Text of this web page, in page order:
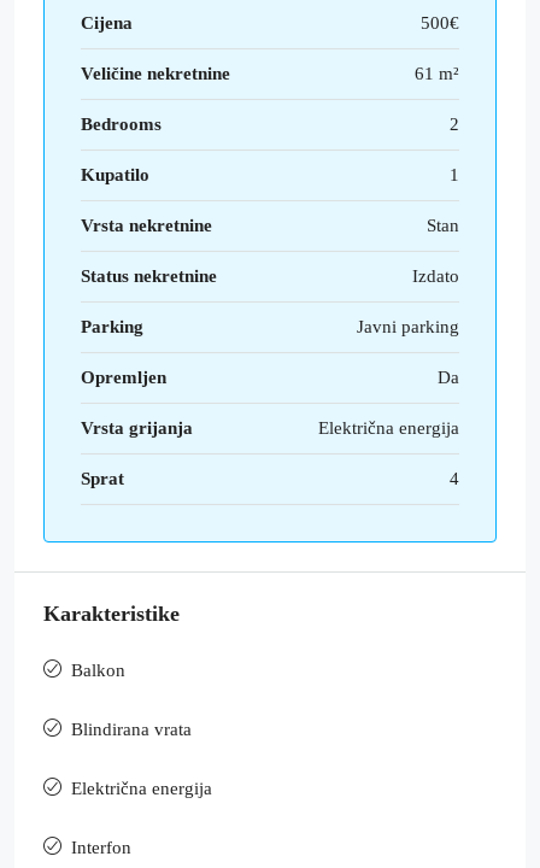
Cijena 500€
Veličine nekretnine 61 m²
Bedrooms 2
Kupatilo 1
Vrsta nekretnine Stan
Status nekretnine Izdato
Parking Javni parking
Opremljen Da
Vrsta grijanja Električna energija
Sprat 4
Karakteristike
Balkon
Blindirana vrata
Električna energija
Interfon